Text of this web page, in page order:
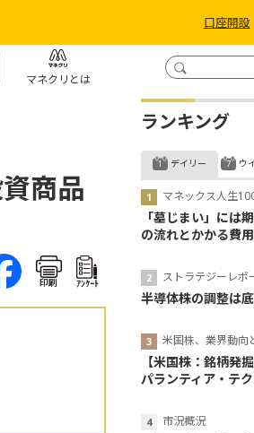
口座開設
マネクリとは
商品
印刷 ｱﾝｹｰﾄ
ランキング
デイリー
マネックス人生
「墓じまい」には
の流れとかかる費
ストラテジーレポ
半導体株の調整は
米国株、業界動向
【米国株：銘柄発
パランティア・テ
市況概況
ウ